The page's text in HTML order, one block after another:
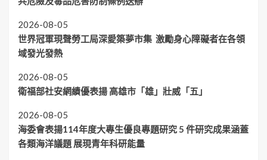
2026-08-05
世界冠軍現聲勞工局深愛築夢市集 激勵身心障礙者在各領
域發光發熱
2026-08-05
衛福部社安網績優表揚 高雄市「雄」壯威「五」
2026-08-05
海委會表揚114年度大專生優良專題研究 5 件研究成果涵蓋
各類海洋議題 展現青年科研能量